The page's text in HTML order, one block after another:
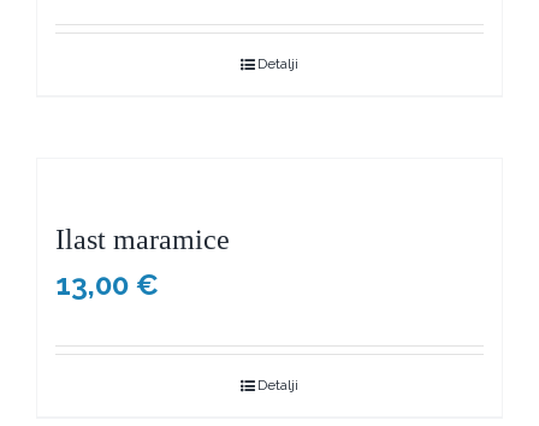
Detalji
Ilast maramice
13,00 €
Detalji